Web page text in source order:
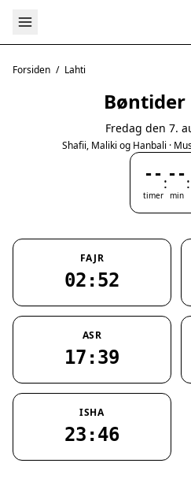
Forsiden / Lahti
Fredag den 7.
Shafii, Maliki og Hanbali ·
--
timer
:--
min
:
FAJR
02:52
ASR
17:39
ISHA
23:46